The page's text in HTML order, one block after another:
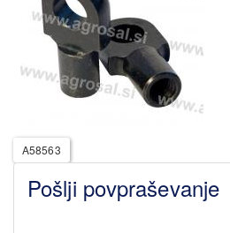
A58563
Pošlji povpraševanje